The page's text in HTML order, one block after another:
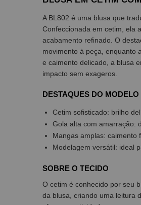
A BL802 é uma blusa que
Confeccionada em cetim, ela
acabamento refinado. O
movimento à peça, enquanto
e caimento delicado, a blusa
impacto sem exageros.
DESTAQUES DO MODELO
Cetim sofisticado: brilho
Gola alta com amarração:
Mangas amplas: caimento
Modelagem versátil: ideal
SOBRE O TECIDO
O cetim é conhecido por seu
da blusa, criando uma leitura